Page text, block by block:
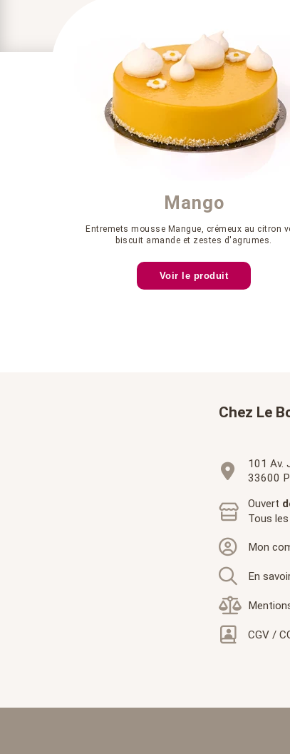
Mango
Entremets mousse Mangue, crémeux au citron
biscuit amande et zestes d'agrumes.
Voir le produit
Chez Le
101 Av.
33600
Ouvert
Tous
Mon
En
CGV /